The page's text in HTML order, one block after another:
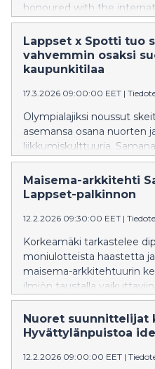
honoured with the
Design Award in two
Sustainability. The awards
Essen, Germany, on 7 July.
Lappset x Spotti tuo
vahvemmin osaksi
kaupunkitilaa
17.3.2026 09:00:00 EET |
Olympialajiksi noussut
asemansa osana nuorten
liikkumiskulttuuria.
uusia keinoja aktivoida eri-
Spottiskate yhdistävät
entistä elävämpiä ja
Maisema-arkkitehti
Lappset-palkinnon
12.2.2026 09:30:00 EET | Tiedote
Korkeamäki tarkastelee
moniulotteista haastetta
maisema-arkkitehtuurin
ilmiön taustalla
Nuoret suunnittelijat
Hyvättylänpuistoa
12.2.2026 09:00:00 EET |